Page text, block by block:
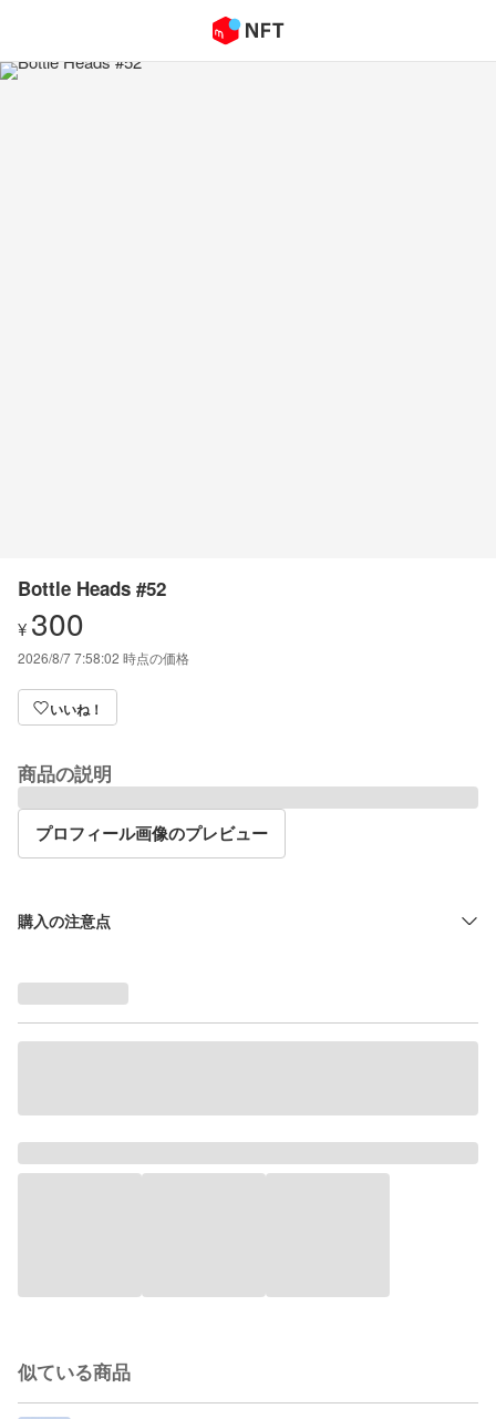
Bottle Heads #52
¥ 300
2026/8/7 7:58:02 時点の価格
いいね！
商品の説明
プロフィール画像のプレビュー
購入の注意点
似ている商品